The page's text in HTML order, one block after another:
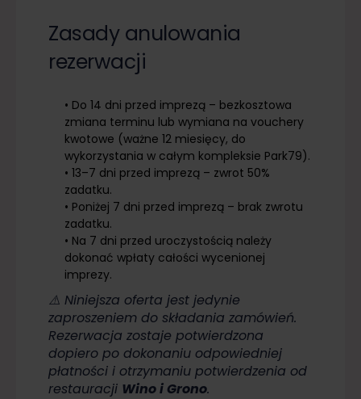
Zasady anulowania
rezerwacji
• Do 14 dni przed imprezą – bezkosztowa
zmiana terminu lub wymiana na vouchery
kwotowe (ważne 12 miesięcy, do
wykorzystania w całym kompleksie Park79).
• 13–7 dni przed imprezą – zwrot 50%
zadatku.
• Poniżej 7 dni przed imprezą – brak zwrotu
zadatku.
• Na 7 dni przed uroczystością należy
dokonać wpłaty całości wycenionej
imprezy.
⚠️ Niniejsza oferta jest jedynie
zaproszeniem do składania zamówień.
Rezerwacja zostaje potwierdzona
dopiero po dokonaniu odpowiedniej
płatności i otrzymaniu potwierdzenia od
restauracji Wino i Grono.